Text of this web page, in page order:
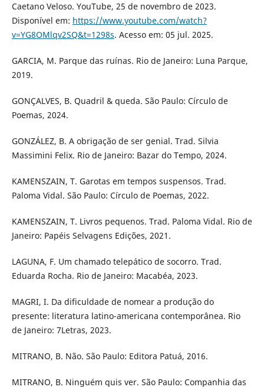
Caetano Veloso. YouTube, 25 de novembro de 2023.
Disponível em: https://www.youtube.com/watch?
v=YG8OMlqv2SQ&t=1298s. Acesso em: 05 jul. 2025.
GARCIA, M. Parque das ruínas. Rio de Janeiro: Luna Parque,
2019.
GONÇALVES, B. Quadril & queda. São Paulo: Círculo de
Poemas, 2024.
GONZÁLEZ, B. A obrigação de ser genial. Trad. Silvia
Massimini Felix. Rio de Janeiro: Bazar do Tempo, 2024.
KAMENSZAIN, T. Garotas em tempos suspensos. Trad.
Paloma Vidal. São Paulo: Círculo de Poemas, 2022.
KAMENSZAIN, T. Livros pequenos. Trad. Paloma Vidal. Rio de
Janeiro: Papéis Selvagens Edições, 2021.
LAGUNA, F. Um chamado telepático de socorro. Trad.
Eduarda Rocha. Rio de Janeiro: Macabéa, 2023.
MAGRI, I. Da dificuldade de nomear a produção do
presente: literatura latino-americana contemporânea. Rio
de Janeiro: 7Letras, 2023.
MITRANO, B. Não. São Paulo: Editora Patuá, 2016.
MITRANO, B. Ninguém quis ver. São Paulo: Companhia das